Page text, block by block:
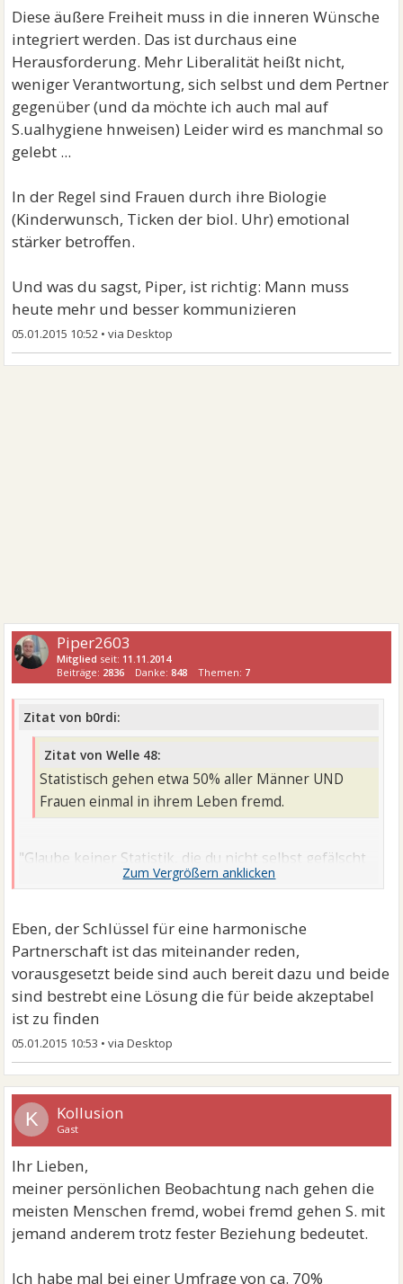
Diese äußere Freiheit muss in die inneren Wünsche
integriert werden. Das ist durchaus eine
Herausforderung. Mehr Liberalität heißt nicht,
weniger Verantwortung, sich selbst und dem Pertner
gegenüber (und da möchte ich auch mal auf
S.ualhygiene hnweisen) Leider wird es manchmal so
gelebt ...
In der Regel sind Frauen durch ihre Biologie
(Kinderwunsch, Ticken der biol. Uhr) emotional
stärker betroffen.
Und was du sagst, Piper, ist richtig: Mann muss
heute mehr und besser kommunizieren
05.01.2015 10:52 •
Piper2603
Mitglied seit: 11.11.2014
Beiträge: 2836 Danke:848 Themen: 7
Zitat von b0rdi:
Zitat von Welle 48:
Statistisch gehen etwa 50% aller Männer UND
Frauen einmal in ihrem Leben fremd.
"Glaube keiner Statistik, die du nicht selbst gefälscht
Ich denke Frauen und Männer sind heutzutage
ebenso "gefährdet" fremdzugehen...
Schau dir doch mal die ganzen Reize heutzutage an,
geh mal in nen Club. Da bietet sich an jeder Ecke
unverbindlicher S*ex an. Die Frage in einer Beziehung
ist nicht, welches der Geschlechter eher fremdgeht.
Die Frage lautet, kannst du als Frau/Mann den Reizen
widerstehen?! und bist du glücklich in deiner jetzigen
Beziehung?
Falls du nicht glücklich bist und du dich bei dem
Gedanken ertappst, reflektiere und rede mit deinem/r
Partner/in darüber.
Fremdgehen ist meistens ein Zeichen von
Unzufriedenheit innerhalb der Partnerschaft -ebenso
Eben, der Schlüssel für eine harmonische
Partnerschaft ist das miteinander reden,
vorausgesetzt beide sind auch bereit dazu und beide
sind bestrebt eine Lösung die für beide akzeptabel
ist zu finden
05.01.2015 10:53 •
K Kollusion
Gast
Ihr Lieben,
meiner persönlichen Beobachtung nach gehen die
meisten Menschen fremd, wobei fremd gehen S. mit
jemand anderem trotz fester Beziehung bedeutet.
Ich habe mal bei einer Umfrage von ca. 70%